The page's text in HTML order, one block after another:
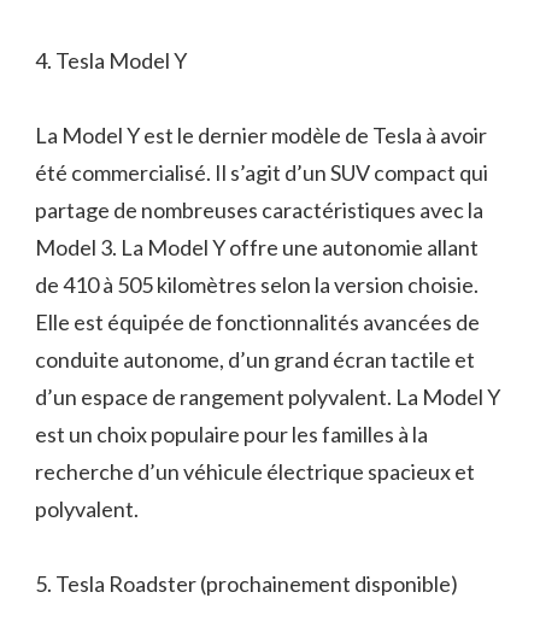
4. Tesla Model Y
La Model Y est le dernier modèle de Tesla à avoir
été commercialisé. Il s’agit d’un SUV compact qui
partage de nombreuses caractéristiques avec la
Model 3. La Model Y offre une autonomie allant
de 410 à 505 kilomètres selon la version choisie.
Elle est équipée de fonctionnalités avancées de
conduite autonome, d’un grand écran tactile et
d’un espace de rangement polyvalent. La Model Y
est un choix populaire pour les familles à la
recherche d’un véhicule électrique spacieux et
polyvalent.
5. Tesla Roadster (prochainement disponible)